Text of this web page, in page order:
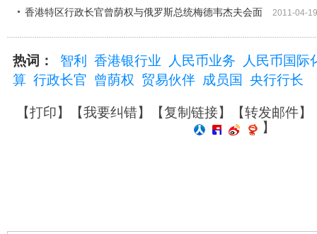
香港特区行政长官曾荫权与俄罗斯总统梅德韦杰夫会面 2011-04-19
热词： 智利 香港银行业 人民币业务
人民币国际
算 行政长官 曾荫权 贸易伙伴 成员国 央行行长
【打印】【我要纠错】【复制链接】【转发邮件】
】